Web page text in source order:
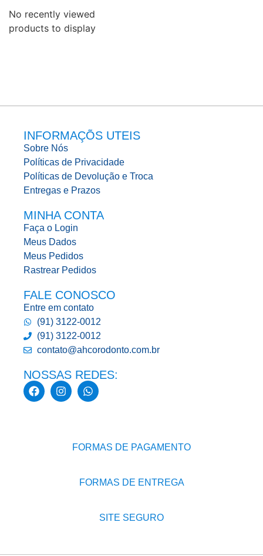
No recently viewed
products to display
INFORMAÇÕS UTEIS
Sobre Nós
Políticas de Privacidade
Políticas de Devolução e Troca
Entregas e Prazos
MINHA CONTA
Faça o Login
Meus Dados
Meus Pedidos
Rastrear Pedidos
FALE CONOSCO
Entre em contato
(91) 3122-0012
(91) 3122-0012
contato@ahcorodonto.com.br
NOSSAS REDES:
FORMAS DE PAGAMENTO
FORMAS DE ENTREGA
SITE SEGURO